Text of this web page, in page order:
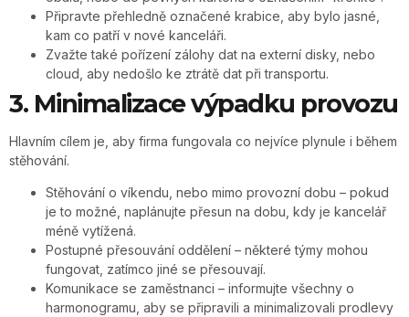
Připravte přehledně označené krabice, aby bylo jasné,
kam co patří v nové kanceláři.
Zvažte také pořízení zálohy dat na externí disky, nebo
cloud, aby nedošlo ke ztrátě dat při transportu.
3. Minimalizace výpadku provozu
Hlavním cílem je, aby firma fungovala co nejvíce plynule i během
stěhování.
Stěhování o víkendu, nebo mimo provozní dobu – pokud
je to možné, naplánujte přesun na dobu, kdy je kancelář
méně vytížená.
Postupné přesouvání oddělení – některé týmy mohou
fungovat, zatímco jiné se přesouvají.
Komunikace se zaměstnanci – informujte všechny o
harmonogramu, aby se připravili a minimalizovali prodlevy